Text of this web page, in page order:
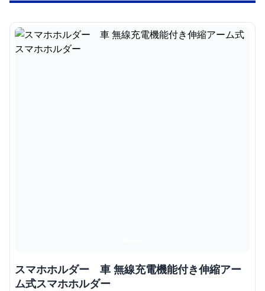
スマホホルダー 車 無線充電機能付き伸縮アー
ム式スマホホルダー